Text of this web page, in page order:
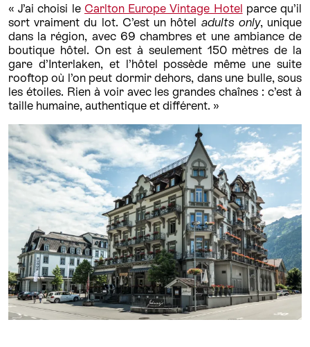
« J’ai choisi le Carlton Europe Vintage Hotel parce qu’il
sort vraiment du lot. C’est un hôtel adults only, unique
dans la région, avec 69 chambres et une ambiance de
boutique hôtel. On est à seulement 150 mètres de la
gare d’Interlaken, et l’hôtel possède même une suite
rooftop où l’on peut dormir dehors, dans une bulle, sous
les étoiles. Rien à voir avec les grandes chaînes : c’est à
taille humaine, authentique et différent. »